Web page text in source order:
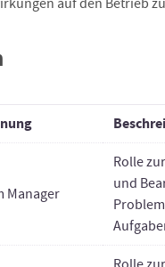
auf den Betrieb
Manager
Rolle
und